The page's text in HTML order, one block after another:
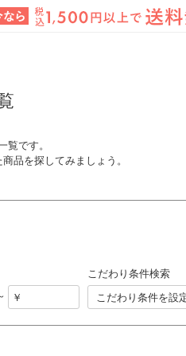
覧です。
品を探してみましょう。
こだわり条件検索
こだわり条件を設